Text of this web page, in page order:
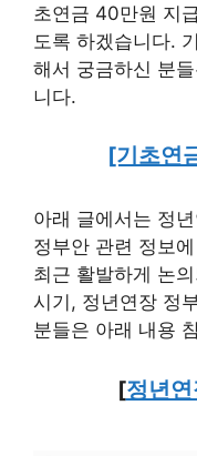
초연금 40만원 지
도록 하겠습니다.
해서 궁금하신 분
니다.
[기초연
아래 글에서는 정
정부안 관련 정보
최근 활발하게 논
시기, 정년연장 정
분들은 아래 내용
[정년